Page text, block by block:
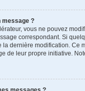
message ?
vous ne pouvez
correspondant. Si
la dernière modification.
de leur propre initiative.